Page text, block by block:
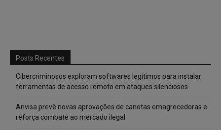
Posts Recentes
Cibercriminosos exploram softwares legítimos para instalar
ferramentas de acesso remoto em ataques silenciosos
Anvisa prevê novas aprovações de canetas emagrecedoras e
reforça combate ao mercado ilegal